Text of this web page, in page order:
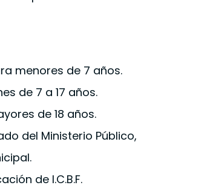
menores de 7 años.
de 7 a 17 años.
de 18 años.
del Ministerio Público,
de I.C.B.F.